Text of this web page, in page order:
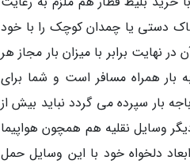
دستی یا چمدان کوچک را با خود
متر تجاوز نکند و وزن آن در نهایت برابر با میزان بار مجاز هر
مختص به بار همراه مسافر است و شما برای
بار سپرده می گردد نباید بیش از
که دیدید دیگر وسایل نقلیه هم همچون هواپیما
دلخواه خود با این وسایل حمل